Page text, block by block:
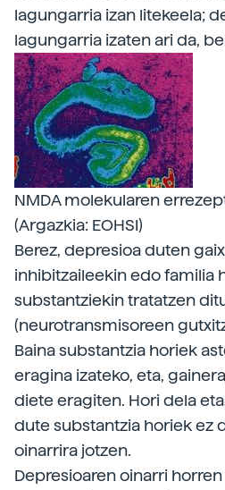
lagungarria izan litekeela;
lagungarria izaten ari da,
NMDA molekularen
(Argazkia: EOHSI)
Berez, depresioa duten
inhibitzaileekin edo familia
substantziekin tratatzen
(neurotransmisoreen
Baina substantzia horiek
eragina izateko, eta,
diete eragiten. Hori dela
dute substantzia horiek ez
oinarrira jotzen.
Depresioaren oinarri